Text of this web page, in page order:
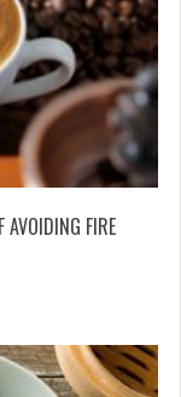
AVOIDING FIRE